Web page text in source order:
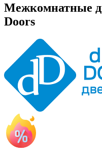
Межкомнатные
Doors